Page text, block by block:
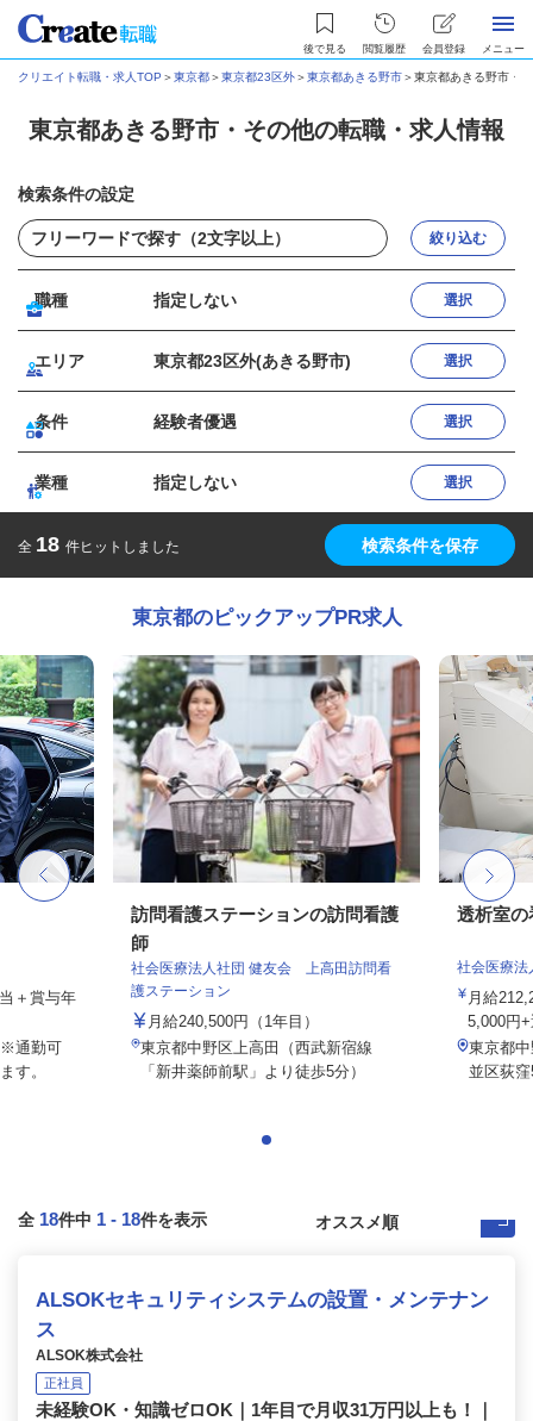
後で見る 閲覧履歴 会員登録 メニュー
クリエイト転職・求人TOP ＞東京都＞東京都23区外＞東京都あきる野市＞東京都あきる野市・
東京都あきる野市・その他の転職・求人情報
検索条件の設定
絞り込む
職種 指定しない 選択
エリア 東京都23区外(あきる野市) 選択
条件 経験者優遇 選択
業種 指定しない 選択
全 18 件ヒットしました 検索条件を保存
東京都のピックアップPR求人
＋賞与年
通勤可
す。
訪問看護ステーションの訪問看護
師
社会医療法人社団 健友会 上高田訪問看
護ステーション
月給240,500円（1年目）
東京都中野区上高田（西武新宿線
「新井薬師前駅」より徒歩5分）
透析室の
社会医療
月給
5,000円
東京都
並区荻
全 18件中 1 - 18件を表示
ALSOKセキュリティシステムの設置・メンテナン
ス
ALSOK株式会社
正社員
未経験OK・知識ゼロOK｜1年目で月収31万円以上も！｜